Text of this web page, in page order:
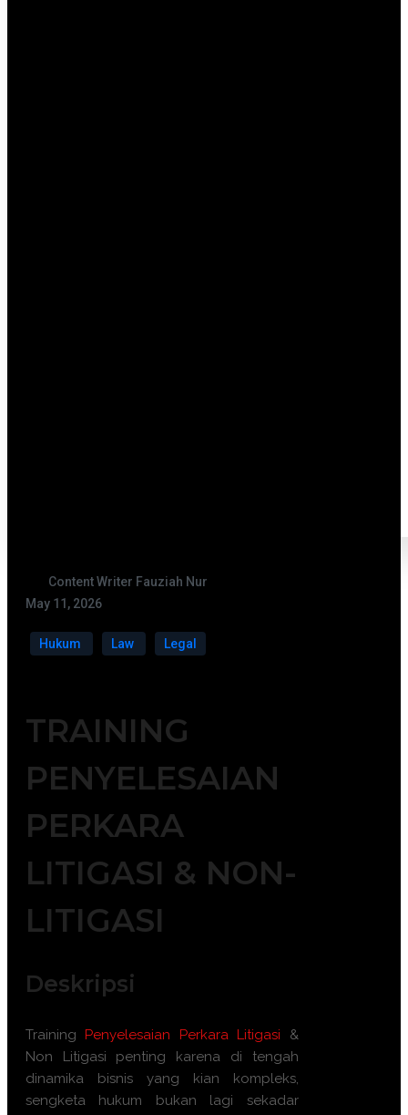
Content Writer Fauziah Nur
May 11, 2026
Hukum Law Legal
TRAINING
PENYELESAIAN
PERKARA
LITIGASI & NON-
LITIGASI
Deskripsi
Training Penyelesaian Perkara Litigasi &
Non Litigasi penting karena di tengah
dinamika bisnis yang kian kompleks,
sengketa hukum bukan lagi sekadar